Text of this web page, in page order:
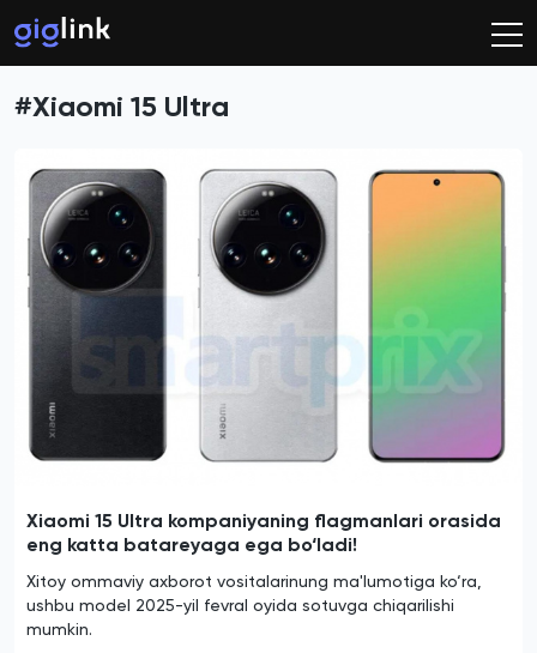
#Xiaomi 15 Ultra
Xiaomi 15 Ultra kompaniyaning flagmanlari orasida
eng katta batareyaga ega bo‘ladi!
Xitoy ommaviy axborot vositalarinung ma'lumotiga ko‘ra,
ushbu model 2025-yil fevral oyida sotuvga chiqarilishi
mumkin.